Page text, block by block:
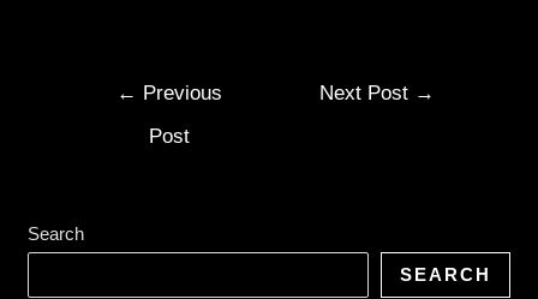
← Previous
Post
Next Post →
Search
SEARCH